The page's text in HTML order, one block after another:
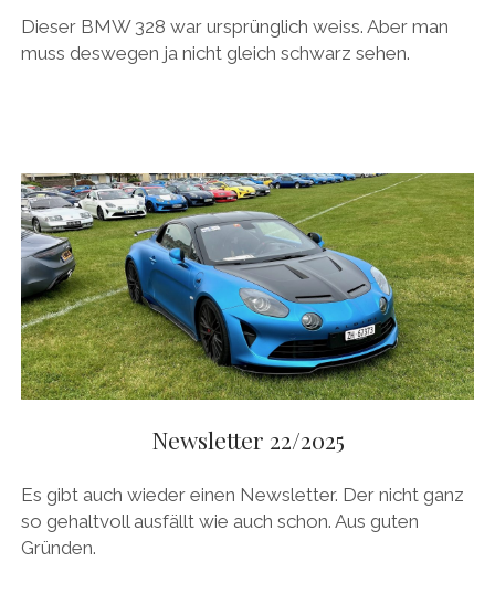
Dieser BMW 328 war ursprünglich weiss. Aber man
muss deswegen ja nicht gleich schwarz sehen.
Newsletter 22/2025
Es gibt auch wieder einen Newsletter. Der nicht ganz
so gehaltvoll ausfällt wie auch schon. Aus guten
Gründen.